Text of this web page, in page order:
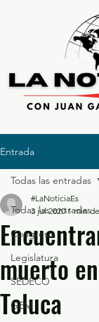
Entrada
Todas las entradas
Congreso
Legislatura
SEDECO
GEM
Todas las entradas
muerto
Toluca
#LaNoticiaEs
3 jul 2020 1 min